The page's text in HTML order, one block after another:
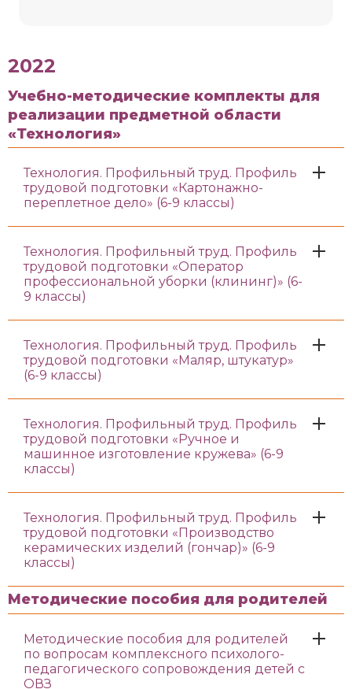
2022
Учебно-методические комплекты для
реализации предметной области
«Технология»
Технология. Профильный труд. Профиль
трудовой подготовки «Картонажно-
переплетное дело» (6-9 классы)
Технология. Профильный труд. Профиль
трудовой подготовки «Оператор
профессиональной уборки (клининг)» (6-
9 классы)
Технология. Профильный труд. Профиль
трудовой подготовки «Маляр, штукатур»
(6-9 классы)
Технология. Профильный труд. Профиль
трудовой подготовки «Ручное и
машинное изготовление кружева» (6-9
классы)
Технология. Профильный труд. Профиль
трудовой подготовки «Производство
керамических изделий (гончар)» (6-9
классы)
Методические пособия для родителей
Методические пособия для родителей
по вопросам комплексного психолого-
педагогического сопровождения детей с
ОВЗ